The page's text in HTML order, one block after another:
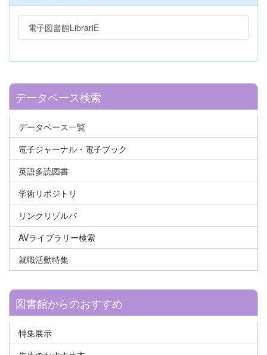
電子図書館LibrariE
データベース検索
データベース一覧
電子ジャーナル・電子ブック
英語多読図書
学術リポジトリ
リンクリゾルバ
AVライブラリー検索
就職活動特集
図書館からのおすすめ
特集展示